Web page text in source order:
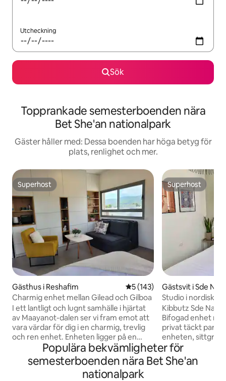
Utcheckning
Sök
Topprankade semesterboenden nära
Bet She'an nationalpark
Gäster håller med: Dessa boenden har höga betyg för
plats, renlighet och mer.
Superhost
Superhost
Gästhus i Reshafim 5 av 5 i genomsnittligt
5 (143)
Charmig enhet mellan Gilead och Gilboa
I ett lantligt och lugnt samhälle i hjärtat
av Maayanot-dalen ser vi fram emot att
vara värdar för dig i en charmig, trevlig
och ren enhet. Enheten ligger på en
separat våning ovanför huset – du
måste klättra i trappor – med en stor,
privat balkong och fantastisk utsikt.
Passar för par eller par+1 som är
Superhost
Superhost
Gästsvit i Sde
Studio i nordisk stil
Kibbutz Sde
Bifogad enhet
privat täckt
enheten,
kaffemaskin,
behövs för att
och Netflix, Wi-
Populära bekvämligheter för
semesterboenden nära Bet She'an
nationalpark